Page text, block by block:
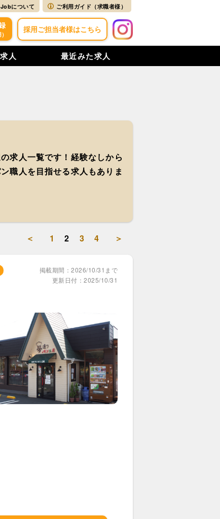
について ご利用ガイド（求職者様）
採用ご担当者様はこちら
人 最近みた求人
求人一覧です！経験なしから
職人を目指せる求人もありま
＜ 1 2 3 4 ＞
掲載期間：2026/10/31まで
更新日付：2025/10/31